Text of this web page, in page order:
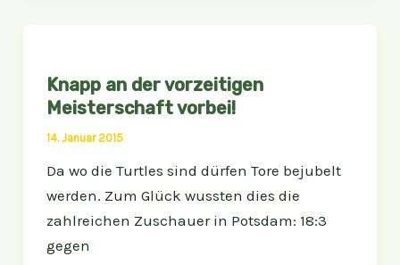
Knapp an der vorzeitigen
Meisterschaft vorbei!
14. Januar 2015
Da wo die Turtles sind dürfen Tore bejubelt
werden. Zum Glück wussten dies die
zahlreichen Zuschauer in Potsdam: 18:3
gegen